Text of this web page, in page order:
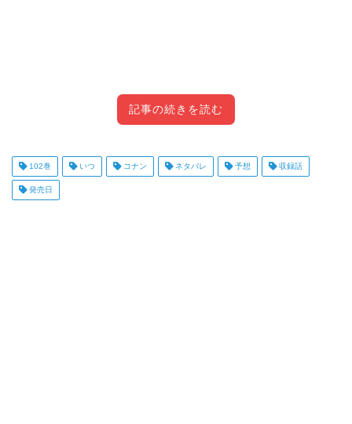
記事の続きを読む
目次 [開く]
102巻 いつ コナン ネタバレ 予想 収録話
発売日